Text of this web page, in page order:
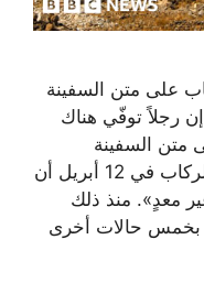
على متن السفينة
رجلاً توفّي هناك
متن السفينة
المصابة بفيروس الهنتا وهو يخبر الركاب في 12 أبريل أن
معدٍ». منذ ذلك
بخمس حالات أخرى